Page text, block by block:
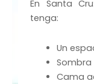
En Santa
tenga:
Un
Cama